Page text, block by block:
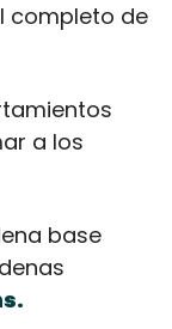
completo de
a los
base